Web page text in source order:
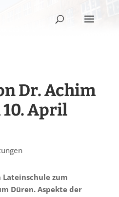
Dr. Achim
10. April
Lateinschule zum
Düren. Aspekte der